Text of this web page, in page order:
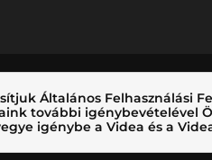
Általános Felhasználási
további igénybevételével
igénybe a Videa és a